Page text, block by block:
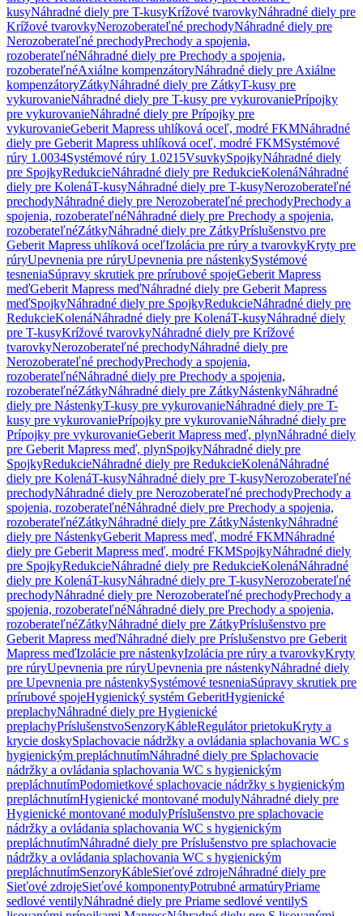
kusyNáhradné diely pre T-kusyKrížové tvarovkyNáhradné diely pre
Krížové tvarovkyNerozoberateľné prechodyNáhradné diely pre
Nerozoberateľné prechodyPrechody a spojenia,
rozoberateľnéNáhradné diely pre Prechody a spojenia,
rozoberateľnéAxiálne kompenzátoryNáhradné diely pre Axiálne
kompenzátoryZátkyNáhradné diely pre ZátkyT-kusy pre
vykurovanieNáhradné diely pre T-kusy pre vykurovaniePrípojky
pre vykurovanieNáhradné diely pre Prípojky pre
vykurovanieGeberit Mapress uhlíková oceľ, modré FKMNáhradné
diely pre Geberit Mapress uhlíková oceľ, modré FKMSystémové
rúry 1.0034Systémové rúry 1.0215VsuvkySpojkyNáhradné diely
pre SpojkyRedukcieNáhradné diely pre RedukcieKolenáNáhradné
diely pre KolenáT-kusyNáhradné diely pre T-kusyNerozoberateľné
prechodyNáhradné diely pre Nerozoberateľné prechodyPrechody a
spojenia, rozoberateľnéNáhradné diely pre Prechody a spojenia,
rozoberateľnéZátkyNáhradné diely pre ZátkyPríslušenstvo pre
Geberit Mapress uhlíková oceľIzolácia pre rúry a tvarovkyKryty pre
rúryUpevnenia pre rúryUpevnenia pre nástenkySystémové
tesneniaSúpravy skrutiek pre prírubové spojeGeberit Mapress
meďGeberit Mapress meďNáhradné diely pre Geberit Mapress
meďSpojkyNáhradné diely pre SpojkyRedukcieNáhradné diely pre
RedukcieKolenáNáhradné diely pre KolenáT-kusyNáhradné diely
pre T-kusyKrížové tvarovkyNáhradné diely pre Krížové
tvarovkyNerozoberateľné prechodyNáhradné diely pre
Nerozoberateľné prechodyPrechody a spojenia,
rozoberateľnéNáhradné diely pre Prechody a spojenia,
rozoberateľnéZátkyNáhradné diely pre ZátkyNástenkyNáhradné
diely pre NástenkyT-kusy pre vykurovanieNáhradné diely pre T-
kusy pre vykurovaniePrípojky pre vykurovanieNáhradné diely pre
Prípojky pre vykurovanieGeberit Mapress meď, plynNáhradné diely
pre Geberit Mapress meď, plynSpojkyNáhradné diely pre
SpojkyRedukcieNáhradné diely pre RedukcieKolenáNáhradné
diely pre KolenáT-kusyNáhradné diely pre T-kusyNerozoberateľné
prechodyNáhradné diely pre Nerozoberateľné prechodyPrechody a
spojenia, rozoberateľnéNáhradné diely pre Prechody a spojenia,
rozoberateľnéZátkyNáhradné diely pre ZátkyNástenkyNáhradné
diely pre NástenkyGeberit Mapress meď, modré FKMNáhradné
diely pre Geberit Mapress meď, modré FKMSpojkyNáhradné diely
pre SpojkyRedukcieNáhradné diely pre RedukcieKolenáNáhradné
diely pre KolenáT-kusyNáhradné diely pre T-kusyNerozoberateľné
prechodyNáhradné diely pre Nerozoberateľné prechodyPrechody a
spojenia, rozoberateľnéNáhradné diely pre Prechody a spojenia,
rozoberateľnéZátkyNáhradné diely pre ZátkyPríslušenstvo pre
Geberit Mapress meďNáhradné diely pre Príslušenstvo pre Geberit
Mapress meďIzolácie pre nástenkyIzolácia pre rúry a tvarovkyKryty
pre rúryUpevnenia pre rúryUpevnenia pre nástenkyNáhradné diely
pre Upevnenia pre nástenkySystémové tesneniaSúpravy skrutiek pre
prírubové spojeHygienický systém GeberitHygienické
preplachyNáhradné diely pre Hygienické
preplachyPríslušenstvoSenzoryKábleRegulátor prietokuKryty a
krycie doskySplachovacie nádržky a ovládania splachovania WC s
hygienickým prepláchnutímNáhradné diely pre Splachovacie
nádržky a ovládania splachovania WC s hygienickým
prepláchnutímPodomietkové splachovacie nádržky s hygienickým
prepláchnutímHygienické montované modulyNáhradné diely pre
Hygienické montované modulyPríslušenstvo pre splachovacie
nádržky a ovládania splachovania WC s hygienickým
prepláchnutímNáhradné diely pre Príslušenstvo pre splachovacie
nádržky a ovládania splachovania WC s hygienickým
prepláchnutímSenzoryKábleSieťové zdrojeNáhradné diely pre
Sieťové zdrojeSieťové komponentyPotrubné armatúryPriame
sedlové ventilyNáhradné diely pre Priame sedlové ventilyS